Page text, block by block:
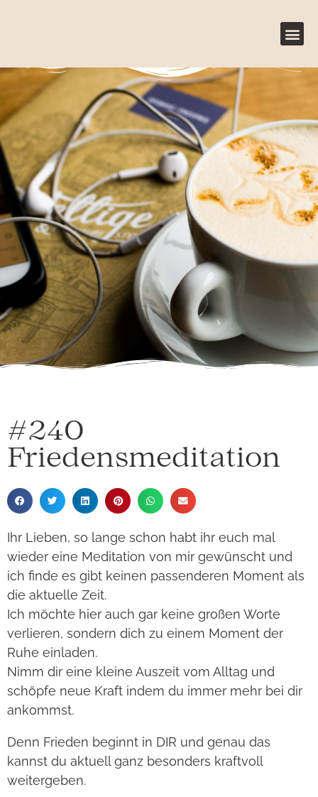
#240
Friedensmeditation
Ihr Lieben, so lange schon habt ihr euch mal
wieder eine Meditation von mir gewünscht und
ich finde es gibt keinen passenderen Moment als
die aktuelle Zeit.
Ich möchte hier auch gar keine großen Worte
verlieren, sondern dich zu einem Moment der
Ruhe einladen.
Nimm dir eine kleine Auszeit vom Alltag und
schöpfe neue Kraft indem du immer mehr bei dir
ankommst.
Denn Frieden beginnt in DIR und genau das
kannst du aktuell ganz besonders kraftvoll
weitergeben.